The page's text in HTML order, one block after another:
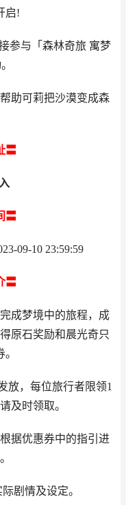
启!
与「森林奇旅 寓梦
助可莉把沙漠变成森
〓
〓
09-10 23:59:59
〓
成梦境中的旅程，成
原石奖励和晨光奇只
，每位旅行者限领1
及时领取。
据优惠券中的指引进
剧情及设定。